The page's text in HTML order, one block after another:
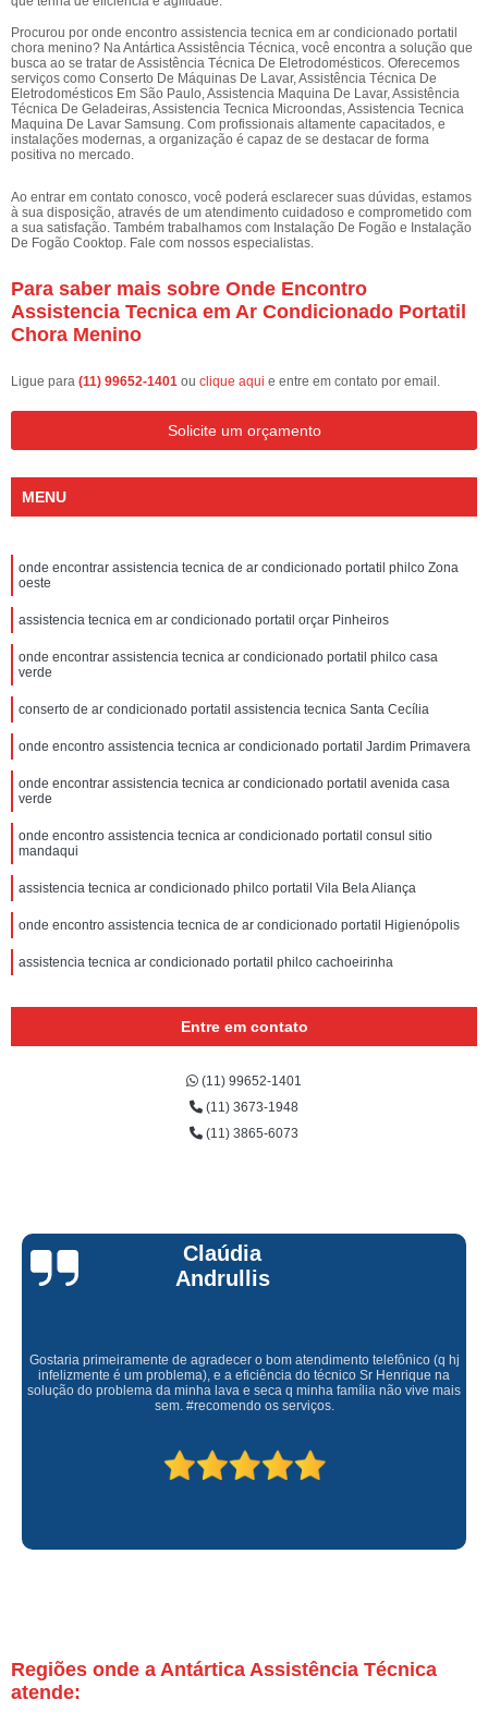
Procurou por onde encontro assistencia tecnica em ar condicionado portatil
chora menino? Na Antártica Assistência Técnica, você encontra a solução que
busca ao se tratar de Assistência Técnica De Eletrodomésticos. Oferecemos
serviços como Conserto De Máquinas De Lavar, Assistência Técnica De
Eletrodomésticos Em São Paulo, Assistencia Maquina De Lavar, Assistência
Técnica De Geladeiras, Assistencia Tecnica Microondas, Assistencia Tecnica
Maquina De Lavar Samsung. Com profissionais altamente capacitados, e
instalações modernas, a organização é capaz de se destacar de forma
positiva no mercado.
Ao entrar em contato conosco, você poderá esclarecer suas dúvidas, estamos
à sua disposição, através de um atendimento cuidadoso e comprometido com
a sua satisfação. Também trabalhamos com Instalação De Fogão e Instalação
De Fogão Cooktop. Fale com nossos especialistas.
Para saber mais sobre Onde Encontro
Assistencia Tecnica em Ar Condicionado Portatil
Chora Menino
Ligue para (11) 99652-1401 ou clique aqui e entre em contato por email.
Solicite um orçamento
MENU
onde encontrar assistencia tecnica de ar condicionado portatil philco Zona
oeste
assistencia tecnica em ar condicionado portatil orçar Pinheiros
onde encontrar assistencia tecnica ar condicionado portatil philco casa
verde
conserto de ar condicionado portatil assistencia tecnica Santa Cecília
onde encontro assistencia tecnica ar condicionado portatil Jardim Primavera
onde encontrar assistencia tecnica ar condicionado portatil avenida casa
verde
onde encontro assistencia tecnica ar condicionado portatil consul sitio
mandaqui
assistencia tecnica ar condicionado philco portatil Vila Bela Aliança
onde encontro assistencia tecnica de ar condicionado portatil Higienópolis
assistencia tecnica ar condicionado portatil philco cachoeirinha
Entre em contato
(11) 99652-1401
(11) 3673-1948
(11) 3865-6073
Claúdia
Andrullis
Gostaria primeiramente de agradecer o bom atendimento telefônico (q hj
infelizmente é um problema), e a eficiência do técnico Sr Henrique na
solução do problema da minha lava e seca q minha família não vive mais
sem. #recomendo os serviços.
Regiões onde a Antártica Assistência Técnica
atende: